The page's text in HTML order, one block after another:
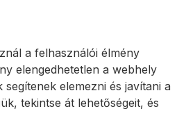
a felhasználói élmény
elengedhetetlen a webhely
elemezni és javítani a
tekintse át lehetőségeit, és